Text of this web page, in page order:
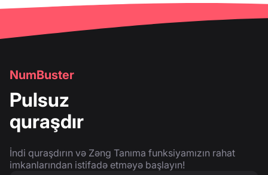
NumBuster
Pulsuz
quraşdır
İndi quraşdırın və Zəng Tanıma funksiyamızın rahat
imkanlarından istifadə etməyə başlayın!